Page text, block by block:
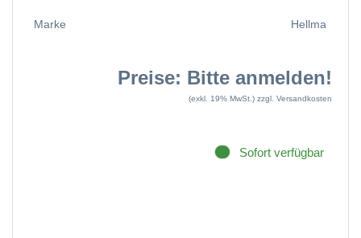
Marke Hellma
Preise: Bitte anmelden!
(exkl. 19% MwSt.) zzgl. Versandkosten
Sofort verfügbar